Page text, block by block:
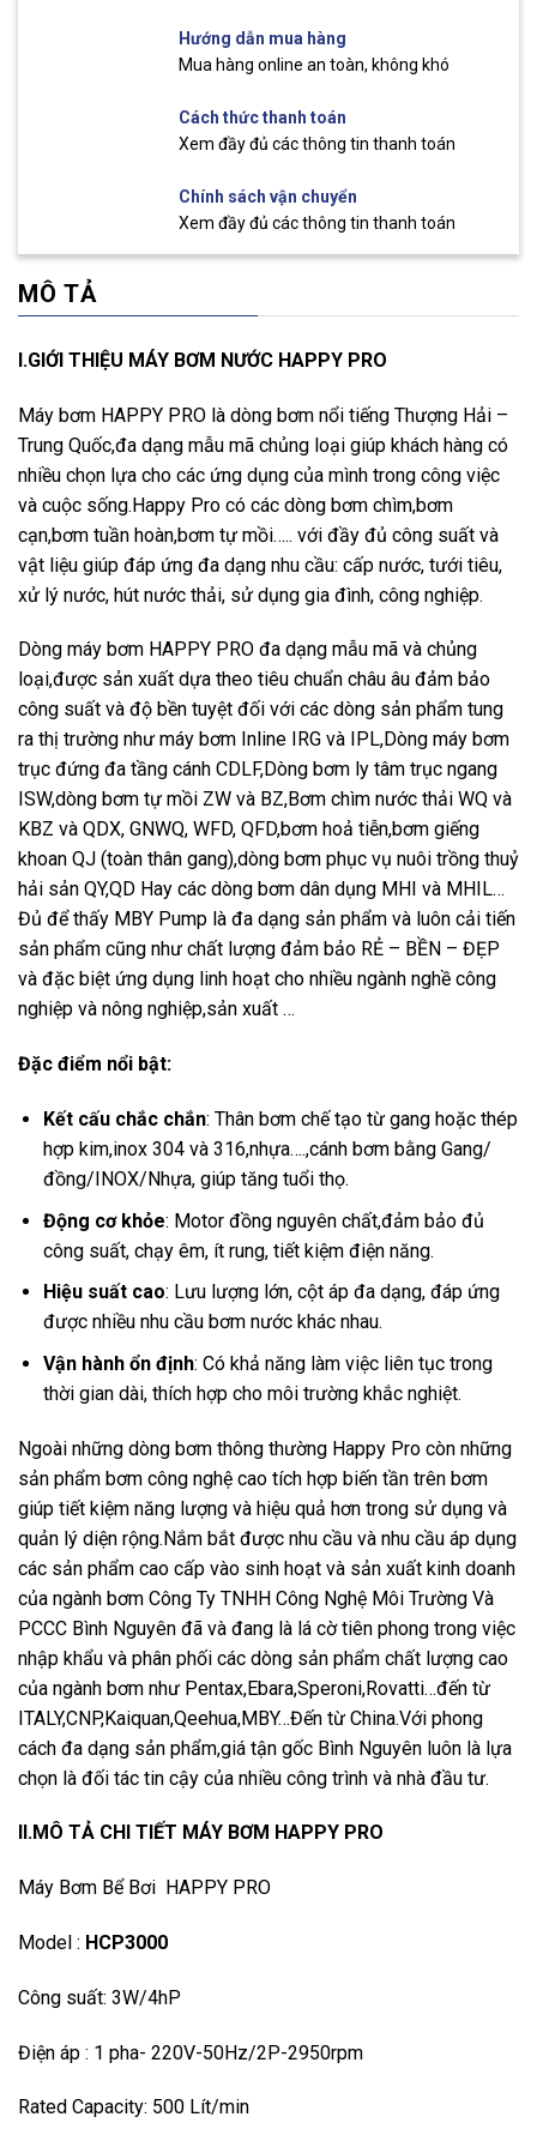
Hướng dẫn mua hàng
Mua hàng online an toàn, không khó
Cách thức thanh toán
Xem đầy đủ các thông tin thanh toán
Chính sách vận chuyển
Xem đầy đủ các thông tin thanh toán
MÔ TẢ
I.GIỚI THIỆU MÁY BƠM NƯỚC HAPPY PRO
Máy bơm HAPPY PRO là dòng bơm nổi tiếng Thượng Hải –
Trung Quốc,đa dạng mẫu mã chủng loại giúp khách hàng có
nhiều chọn lựa cho các ứng dụng của mình trong công việc
và cuộc sống.Happy Pro có các dòng bơm chìm,bơm
cạn,bơm tuần hoàn,bơm tự mồi….. với đầy đủ công suất và
vật liệu giúp đáp ứng đa dạng nhu cầu: cấp nước, tưới tiêu,
xử lý nước, hút nước thải, sử dụng gia đình, công nghiệp.
Dòng máy bơm HAPPY PRO đa dạng mẫu mã và chủng
loại,được sản xuất dựa theo tiêu chuẩn châu âu đảm bảo
công suất và độ bền tuyệt đối với các dòng sản phẩm tung
ra thị trường như máy bơm Inline IRG và IPL,Dòng máy bơm
trục đứng đa tầng cánh CDLF,Dòng bơm ly tâm trục ngang
ISW,dòng bơm tự mồi ZW và BZ,Bơm chìm nước thải WQ và
KBZ và QDX, GNWQ, WFD, QFD,bơm hoả tiễn,bơm giếng
khoan QJ (toàn thân gang),dòng bơm phục vụ nuôi trồng thuỷ
hải sản QY,QD Hay các dòng bơm dân dụng MHI và MHIL…
Đủ để thấy MBY Pump là đa dạng sản phẩm và luôn cải tiến
sản phẩm cũng như chất lượng đảm bảo RẺ – BỀN – ĐẸP
và đặc biệt ứng dụng linh hoạt cho nhiều ngành nghề công
nghiệp và nông nghiệp,sản xuất …
Đặc điểm nổi bật:
Kết cấu chắc chắn: Thân bơm chế tạo từ gang hoặc thép
hợp kim,inox 304 và 316,nhựa….,cánh bơm bằng Gang/
đồng/INOX/Nhựa, giúp tăng tuổi thọ.
Động cơ khỏe: Motor đồng nguyên chất,đảm bảo đủ
công suất, chạy êm, ít rung, tiết kiệm điện năng.
Hiệu suất cao: Lưu lượng lớn, cột áp đa dạng, đáp ứng
được nhiều nhu cầu bơm nước khác nhau.
Vận hành ổn định: Có khả năng làm việc liên tục trong
thời gian dài, thích hợp cho môi trường khắc nghiệt.
Ngoài những dòng bơm thông thường Happy Pro còn những
sản phẩm bơm công nghệ cao tích hợp biến tần trên bơm
giúp tiết kiệm năng lượng và hiệu quả hơn trong sử dụng và
quản lý diện rộng.Nắm bắt được nhu cầu và nhu cầu áp dụng
các sản phẩm cao cấp vào sinh hoạt và sản xuất kinh doanh
của ngành bơm Công Ty TNHH Công Nghệ Môi Trường Và
PCCC Bình Nguyên đã và đang là lá cờ tiên phong trong việc
nhập khẩu và phân phối các dòng sản phẩm chất lượng cao
của ngành bơm như Pentax,Ebara,Speroni,Rovatti…đến từ
ITALY,CNP,Kaiquan,Qeehua,MBY…Đến từ China.Với phong
cách đa dạng sản phẩm,giá tận gốc Bình Nguyên luôn là lựa
chọn là đối tác tin cậy của nhiều công trình và nhà đầu tư.
II.MÔ TẢ CHI TIẾT MÁY BƠM HAPPY PRO
Máy Bơm Bể Bơi HAPPY PRO
Model : HCP3000
Công suất: 3W/4hP
Điện áp : 1 pha- 220V-50Hz/2P-2950rpm
Rated Capacity: 500 Lít/min